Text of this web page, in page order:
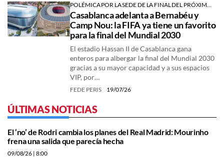
POLÉMICA POR LA SEDE DE LA FINAL DEL PRÓXIMO MUNDIAL
Casablanca adelanta a Bernabéu y
Camp Nou: la FIFA ya tiene un favorito
para la final del Mundial 2030
El estadio Hassan II de Casablanca gana
enteros para albergar la final del Mundial 2030
gracias a su mayor capacidad y a sus espacios
VIP, por…
FEDE PERIS 19/07/26
ÚLTIMAS NOTICIAS
El ‘no’ de Rodri cambia los planes del Real Madrid: Mourinho
frena una salida que parecía hecha
09/08/26 | 8:00